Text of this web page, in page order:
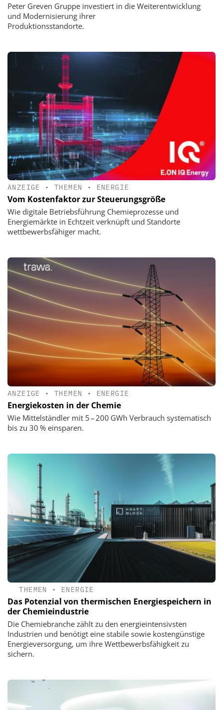
Peter Greven Gruppe investiert in die Weiterentwicklung
und Modernisierung ihrer
Produktionsstandorte.
ANZEIGE •THEMEN • ENERGIE
Vom Kostenfaktor zur Steuerungsgröße
Wie digitale Betriebsführung Chemieprozesse und
Energiemärkte in Echtzeit verknüpft und Standorte
wettbewerbsfähiger macht.
ANZEIGE •THEMEN • ENERGIE
Energiekosten in der Chemie
Wie Mittelständler mit 5 – 200 GWh Verbrauch systematisch
bis zu 30 % einsparen.
THEMEN • ENERGIE
Das Potenzial von thermischen Energiespeichern in
der Chemieindustrie
Die Chemiebranche zählt zu den energieintensivsten
Industrien und benötigt eine stabile sowie kostengünstige
Energieversorgung, um ihre Wettbewerbsfähigkeit zu
sichern.